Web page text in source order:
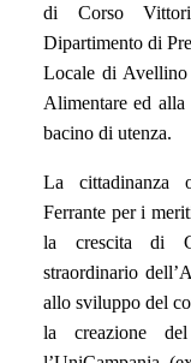
di Corso
Dipartimento di
Locale di
Alimentare ed alla
bacino di utenza.
La cittadinanza
Ferrante per i
la crescita di
straordinario
allo sviluppo del
la creazione